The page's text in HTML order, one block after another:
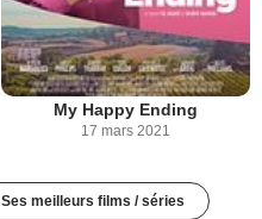
My Happy Ending
17 mars 2021
Ses meilleurs films / séries